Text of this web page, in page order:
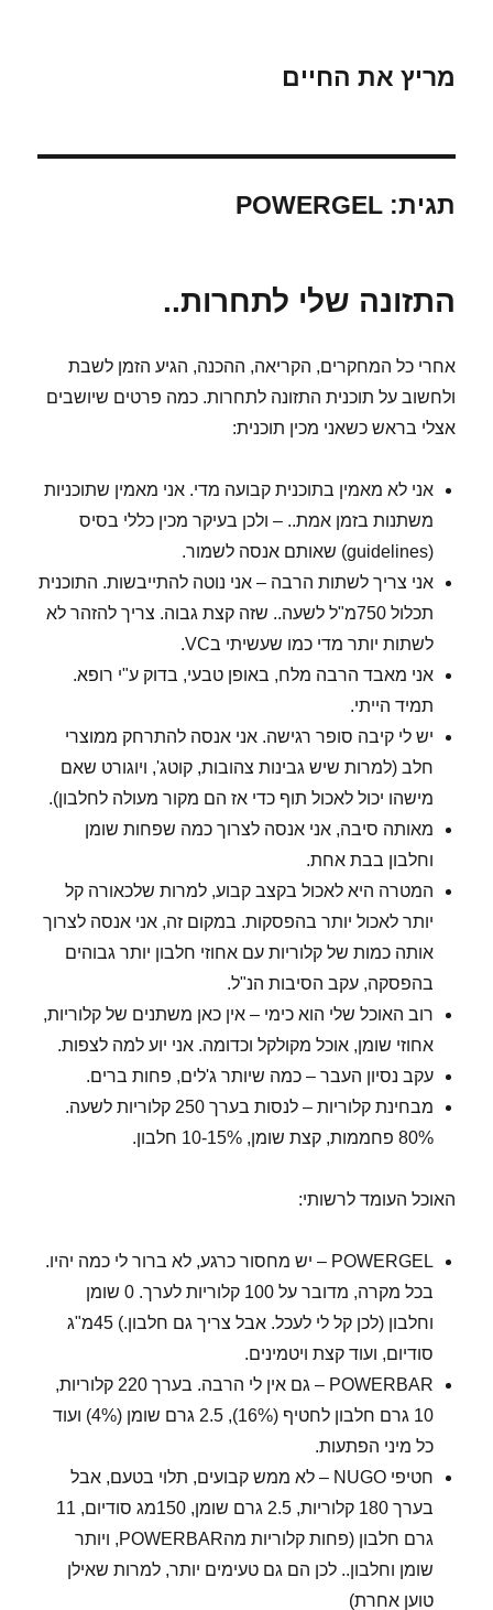
מריץ את החיים
תגית:POWERGEL
התזונה שלי לתחרות..
אחרי כל המחקרים, הקריאה, ההכנה, הגיע הזמן לשבת
ולחשוב על תוכנית התזונה לתחרות. כמה פרטים שיושבים
אצלי בראש כשאני מכין תוכנית:
אני לא מאמין בתוכנית קבועה מדי. אני מאמין שתוכניות
משתנות בזמן אמת.. – ולכן בעיקר מכין כללי בסיס
(guidelines) שאותם אנסה לשמור.
אני צריך לשתות הרבה – אני נוטה להתייבשות. התוכנית
תכלול 750מ"ל לשעה.. שזה קצת גבוה. צריך להזהר לא
לשתות יותר מדי כמו שעשיתי בVC.
אני מאבד הרבה מלח, באופן טבעי, בדוק ע"י רופא.
תמיד הייתי.
יש לי קיבה סופר רגישה. אני אנסה להתרחק ממוצרי
חלב (למרות שיש גבינות צהובות, קוטג', ויוגורט שאם
מישהו יכול לאכול תוף כדי אז הם מקור מעולה לחלבון).
מאותה סיבה, אני אנסה לצרוך כמה שפחות שומן
וחלבון בבת אחת.
המטרה היא לאכול בקצב קבוע, למרות שלכאורה קל
יותר לאכול יותר בהפסקות. במקום זה, אני אנסה לצרוך
אותה כמות של קלוריות עם אחוזי חלבון יותר גבוהים
בהפסקה, עקב הסיבות הנ"ל.
רוב האוכל שלי הוא כימי – אין כאן משתנים של קלוריות,
אחוזי שומן, אוכל מקולקל וכדומה. אני יוע למה לצפות.
עקב נסיון העבר – כמה שיותר ג'לים, פחות ברים.
מבחינת קלוריות – לנסות בערך 250 קלוריות לשעה.
80% פחממות, קצת שומן, 10-15% חלבון.
האוכל העומד לרשותי:
POWERGEL – יש מחסור כרגע, לא ברור לי כמה יהיו.
בכל מקרה, מדובר על 100 קלוריות לערך. 0 שומן
וחלבון (לכן קל לי לעכל. אבל צריך גם חלבון.) 45מ"ג
סודיום, ועוד קצת ויטמינים.
POWERBAR – גם אין לי הרבה. בערך 220 קלוריות,
10 גרם חלבון לחטיף (16%), 2.5 גרם שומן (4%) ועוד
כל מיני הפתעות.
חטיפי NUGO – לא ממש קבועים, תלוי בטעם, אבל
בערך 180 קלוריות, 2.5 גרם שומן, 150מג סודיום, 11
גרם חלבון (פחות קלוריות מהPOWERBAR, ויותר
שומן וחלבון.. לכן הם גם טעימים יותר, למרות שאילן
טוען אחרת)